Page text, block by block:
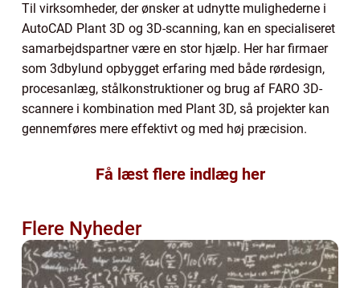
Til virksomheder, der ønsker at udnytte mulighederne i
AutoCAD Plant 3D og 3D-scanning, kan en specialiseret
samarbejdspartner være en stor hjælp. Her har firmaer
som 3dbylund opbygget erfaring med både rørdesign,
procesanlæg, stålkonstruktioner og brug af FARO 3D-
scannere i kombination med Plant 3D, så projekter kan
gennemføres mere effektivt og med høj præcision.
Få læst flere indlæg her
Flere Nyheder